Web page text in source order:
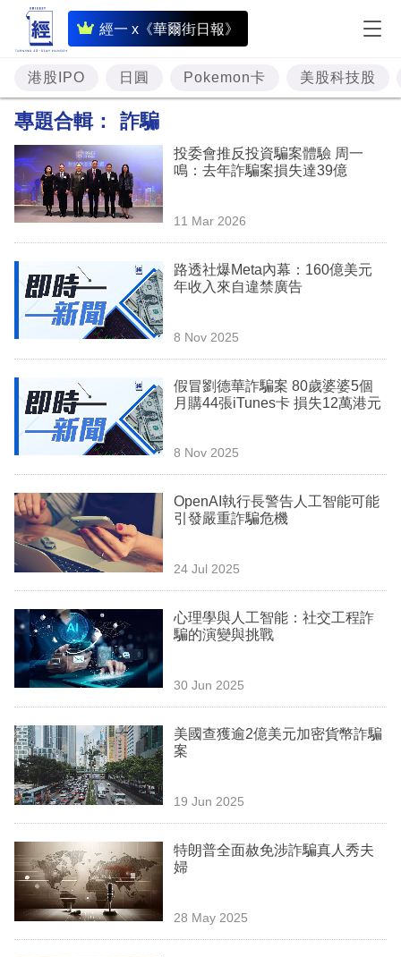
經一 x《華爾街日報》
即
時
財
經
題
投
資
理
業
科
技
場
生
時
事
欄
訂
閱
區
港股IPO 日圓 Pokemon卡 美股科技股
專題合輯： 詐騙
投委會推反投資騙案體驗 周一
鳴：去年詐騙案損失達39億
11 Mar 2026
路透社爆Meta內幕：160億美元
年收入來自違禁廣告
8 Nov 2025
假冒劉德華詐騙案 80歲婆婆5個
月購44張iTunes卡 損失12萬港元
8 Nov 2025
OpenAI執行長警告人工智能可能
引發嚴重詐騙危機
24 Jul 2025
心理學與人工智能：社交工程詐
騙的演變與挑戰
30 Jun 2025
美國查獲逾2億美元加密貨幣詐騙
案
19 Jun 2025
特朗普全面赦免涉詐騙真人秀夫
婦
28 May 2025